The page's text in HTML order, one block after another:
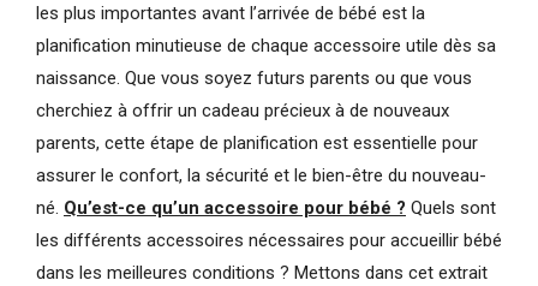
les plus importantes avant l’arrivée de bébé est la
planification minutieuse de chaque accessoire utile dès sa
naissance. Que vous soyez futurs parents ou que vous
cherchiez à offrir un cadeau précieux à de nouveaux
parents, cette étape de planification est essentielle pour
assurer le confort, la sécurité et le bien-être du nouveau-
né. Qu’est-ce qu’un accessoire pour bébé ? Quels sont
les différents accessoires nécessaires pour accueillir bébé
dans les meilleures conditions ? Mettons dans cet extrait